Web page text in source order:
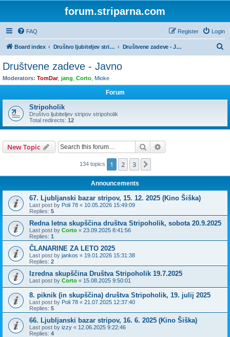
forum.striparna.com
FAQ Login
Register
Board index Društvo ljubiteljev stripov STRIPOHOLIK Društvene zadeve - Javno
Društvene zadeve - Javno
Moderators: TomDar, jang Corto Mioke
Forum
Stripoholik
Društvo ljubiteljev stripov stripoholik
Total redirects: 12
New Topic Search
134 topics 1 2 3
Announcements
67. Ljubljanski bazar stripov, 15. 12. 2025 (Kino Šiška)
Last post by Poli 78 « 10.05.2026 15:49:09
Replies: 5
Redna letna skupščina društva Stripoholik, sobota 20.9.2025
Last post by Corto « 23.09.2025 8:41:56
Replies: 1
ČLANARINE ZA LETO 2025
Last post by jankos « 19.01.2026 15:31:38
Replies: 2
Izredna skupščina Društva Stripoholik 19.7.2025
Last post by Corto « 15.08.2025 9:50:01
8. piknik (in skupščina) društva Stripoholik, 19. julij 2025
Last post by Poli 78 « 21.07.2025 12:37:40
Replies: 5
66. Ljubljanski bazar stripov, 16. 6. 2025 (Kino Šiška)
Last post by izzy « 12.06.2025 9:22:46
Replies: 4